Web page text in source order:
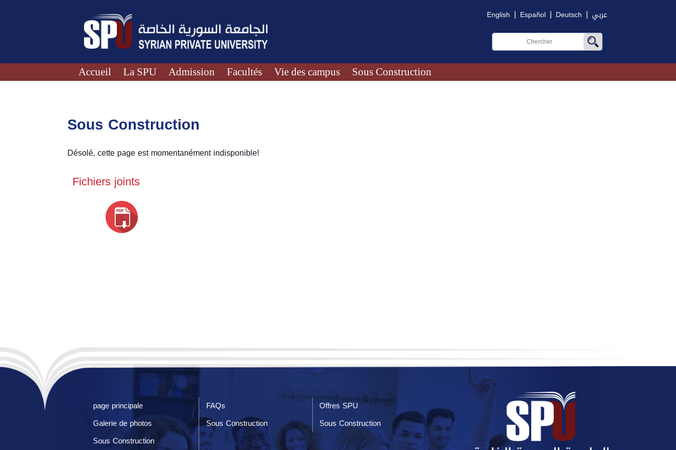
English | Español | Deutsch | عربي
Accueil La SPU Admission Facultés Vie des campus Sous Construction
Sous Construction
Désolé, cette page est momentanément indisponible!
Fichiers joints
page principale FAQs
Offres SPU
Galerie de photos
Sous Construction
Sous Construction
Sous Construction